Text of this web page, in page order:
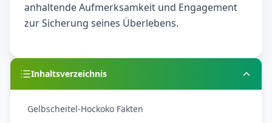
anhaltende Aufmerksamkeit und Engagement
zur Sicherung seines Überlebens.
Inhaltsverzeichnis
Gelbscheitel-Hockoko Fakten